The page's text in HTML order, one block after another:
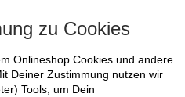
zu Cookies
Onlineshop Cookies und andere
Deiner Zustimmung nutzen wir
Tools, um Dein